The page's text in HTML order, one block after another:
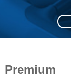
Premium